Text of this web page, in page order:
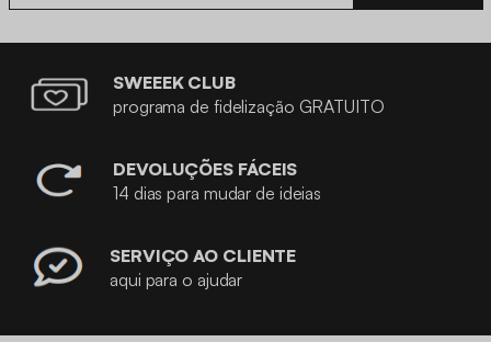
SWEEEK CLUB
programa de fidelização GRATUITO
DEVOLUÇÕES FÁCEIS
14 dias para mudar de ideias
SERVIÇO AO CLIENTE
aqui para o ajudar